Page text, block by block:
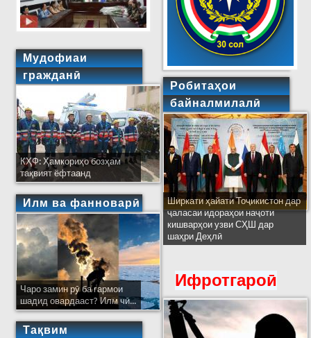
Мудофиаи
гражданӣ
КҲФ: Ҳамкориҳо бозҳам
тақвият ёфтаанд
Илм ва фанноварӣ
Чаро замин рӯ ба гармои
шадид овардааст? Илм чӣ...
Тақвим
Робитаҳои
байналмилалӣ
Ширкати ҳайати Тоҷикистон дар
ҷаласаи идораҳои наҷоти
кишварҳои узви СҲШ дар
шаҳри Деҳлӣ
Ифротгароӣ